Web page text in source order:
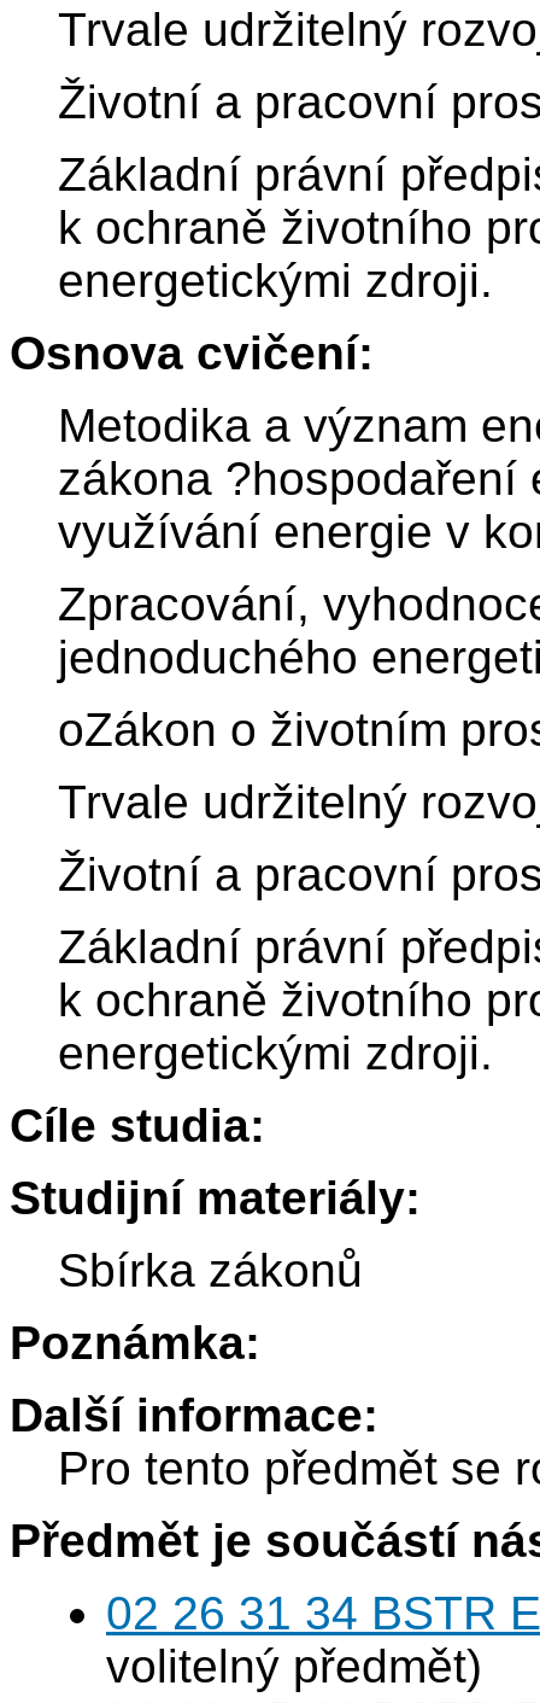
Trvale udržitelný
Životní a pracovní
Základní právní
k ochraně životního
energetickými zdroji.
Osnova cvičení:
Metodika a význam
zákona ?hospodaření
využívání energie v
Zpracování,
jednoduchého
oZákon o životním
Trvale udržitelný
Životní a pracovní
Základní právní
k ochraně životního
energetickými zdroji.
Cíle studia:
Studijní materiály:
Sbírka zákonů
Poznámka:
Další informace:
Pro tento předmět se
Předmět je součástí
02 26 31 34 BSTR
volitelný předmět)